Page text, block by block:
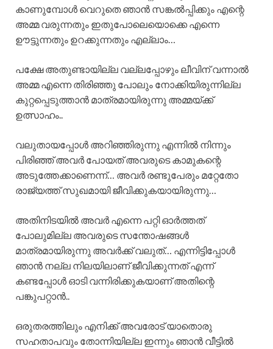
കാണുമ്പോൾ വെറുതെ ഞാൻ സങ്കൽപ്പിക്കും എന്റെ
അമ്മ വരുന്നതും ഇതുപോലെയൊക്കെ എന്നെ
ഊട്ടുന്നതും ഉറക്കുന്നതും എല്ലാം…
പക്ഷേ അതുണ്ടായില്ല വല്ലപ്പോഴും ലീവിന് വന്നാൽ
അമ്മ എന്നെ തിരിഞ്ഞു പോലും നോക്കിയിരുന്നില്ല
കുറ്റപ്പെടുത്താൻ മാത്രമായിരുന്നു അമ്മയ്ക്ക്
ഉത്സാഹം..
വലുതായപ്പോൾ അറിഞ്ഞിരുന്നു എന്നിൽ നിന്നും
പിരിഞ്ഞ് അവർ പോയത് അവരുടെ കാമുകന്റെ
അടുത്തേക്കാണെന്ന്… അവർ രണ്ടുപേരും മറ്റേതോ
രാജ്യത്ത് സുഖമായി ജീവിക്കുകയായിരുന്നു…
അതിനിടയിൽ അവർ എന്നെ പറ്റി ഓർത്തത്
പോലുമില്ല അവരുടെ സന്തോഷങ്ങൾ
മാത്രമായിരുന്നു അവർക്ക് വലുത്… എന്നിട്ടിപ്പോൾ
ഞാൻ നല്ല നിലയിലാണ് ജീവിക്കുന്നത് എന്ന്
കണ്ടപ്പോൾ ഓടി വന്നിരിക്കുകയാണ് അതിന്റെ
പങ്കുപറ്റാൻ..
ഒരുതരത്തിലും എനിക്ക് അവരോട് യാതൊരു
സഹതാപവും തോന്നിയില്ല ഇന്നും ഞാൻ വീട്ടിൽ